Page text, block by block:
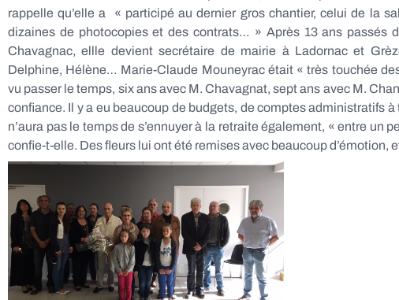
rappelle qu’elle a « participé au dernier gros chantier, celui de la
dizaines de photocopies et des contrats… » Après 13 ans passés
Chavagnac, ellle devient secrétaire de mairie à Ladornac et
Delphine, Hélène… Marie-Claude Mouneyrac était « très touchée
vu passer le temps, six ans avec M. Chavagnat, sept ans avec M.
confiance. Il y a eu beaucoup de budgets, de comptes administratifs
n’aura pas le temps de s’ennuyer à la retraite également, « entre un
confie-t-elle. Des fleurs lui ont été remises avec beaucoup d’émotion,